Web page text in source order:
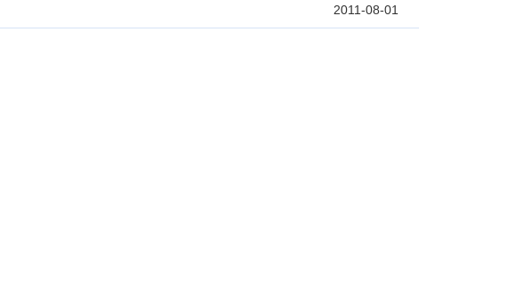
2011-08-01